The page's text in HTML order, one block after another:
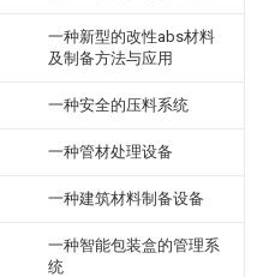
一种新型的改性abs材料
及制备方法与应用
一种安全的压料系统
一种管材处理设备
一种建筑材料制备设备
一种智能包装盒的管理系
统